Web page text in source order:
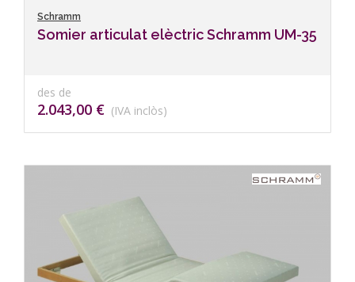
Schramm
Somier articulat elèctric Schramm UM-35
des de
2.043,00 € (IVA inclòs)